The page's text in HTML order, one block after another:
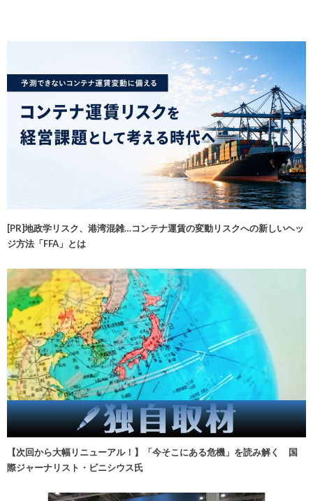
[PR]地政学リスク、港湾混雑…コンテナ運賃の変動リスクへの新しいヘッ
ジ方法「FFA」とは
【次回から大幅リニューアル！】「今そこにある危機」を読み解く 国
際ジャーナリスト・ビニシウス氏